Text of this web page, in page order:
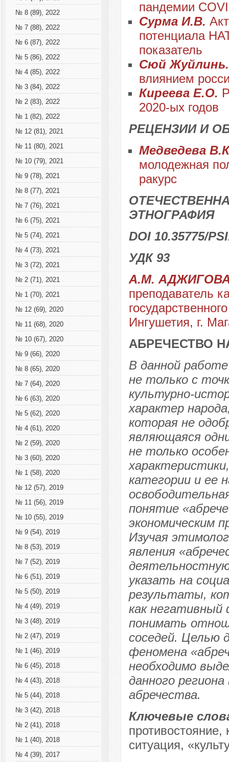
№ 8 (89), 2022
№ 7 (88), 2022
№ 6 (87), 2022
№ 5 (86), 2022
№ 4 (85), 2022
№ 3 (84), 2022
№ 2 (83), 2022
№ 1 (82), 2022
№ 12 (81), 2021
№ 11 (80), 2021
№ 10 (79), 2021
№ 9 (78), 2021
№ 8 (77), 2021
№ 7 (76), 2021
№ 6 (75), 2021
№ 5 (74), 2021
№ 4 (73), 2021
№ 3 (72), 2021
№ 2 (71), 2021
№ 1 (70), 2021
№ 12 (69), 2020
№ 11 (68), 2020
№ 10 (67), 2020
№ 9 (66), 2020
№ 8 (65), 2020
№ 7 (64), 2020
№ 6 (63), 2020
№ 5 (62), 2020
№ 4 (61), 2020
№ 2 (59), 2020
№ 3 (60), 2020
№ 1 (58), 2020
№ 12 (57), 2019
№ 11 (56), 2019
№ 10 (55), 2019
№ 9 (54), 2019
№ 8 (53), 2019
№ 7 (52), 2019
№ 6 (51), 2019
№ 5 (50), 2019
№ 4 (49), 2019
№ 3 (48), 2019
№ 2 (47), 2019
№ 1 (46), 2019
№ 6 (45), 2018
№ 4 (43), 2018
№ 5 (44), 2018
№ 3 (42), 2018
№ 2 (41), 2018
№ 1 (40), 2018
№ 4 (39), 2017
пандемии
Сурма И.В.
потенциала
показатель
Сюй
влиянием
Киреева Е.О.
2020-ых годов
РЕЦЕНЗИИ И
Медведева
молодежная
ракурс
ЭТНОГРАФИЯ
DOI 10.35775/
УДК 93
А.М.
преподаватель
Ингушетия, г.
АБРЕЧЕСТВО
В данной
не только с
культурно-
характер
которая не
являющаяся
не только
категории и ее
понятие
экономическим
Изучая
явления
указать на
результаты,
как
понимать
соседей. Целью
феномена
необходимо
данного
абречества.
Ключевые
противостояние,
ситуация,